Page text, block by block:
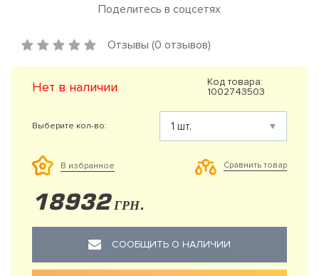
Поделитесь в соцсетях
Отзывы (0 отзывов)
Нет в наличии
Код товара:
1002743503
Выберите кол-во:
В избранное Сравнить товар
18932 ГРН.
СООБЩИТЬ О НАЛИЧИИ